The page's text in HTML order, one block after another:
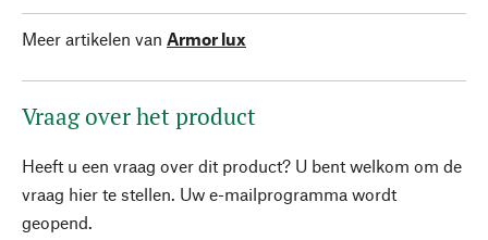
Meer artikelen van Armor lux
Vraag over het product
Heeft u een vraag over dit product? U bent welkom om de
vraag hier te stellen. Uw e-mailprogramma wordt
geopend.